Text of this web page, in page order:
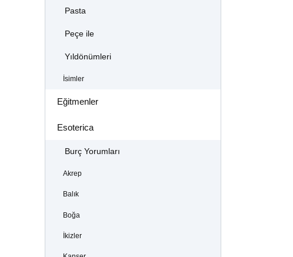
Pasta
Peçe ile
Yıldönümleri
İsimler
Eğitmenler
Esoterica
Burç Yorumları
Akrep
Balık
Boğa
İkizler